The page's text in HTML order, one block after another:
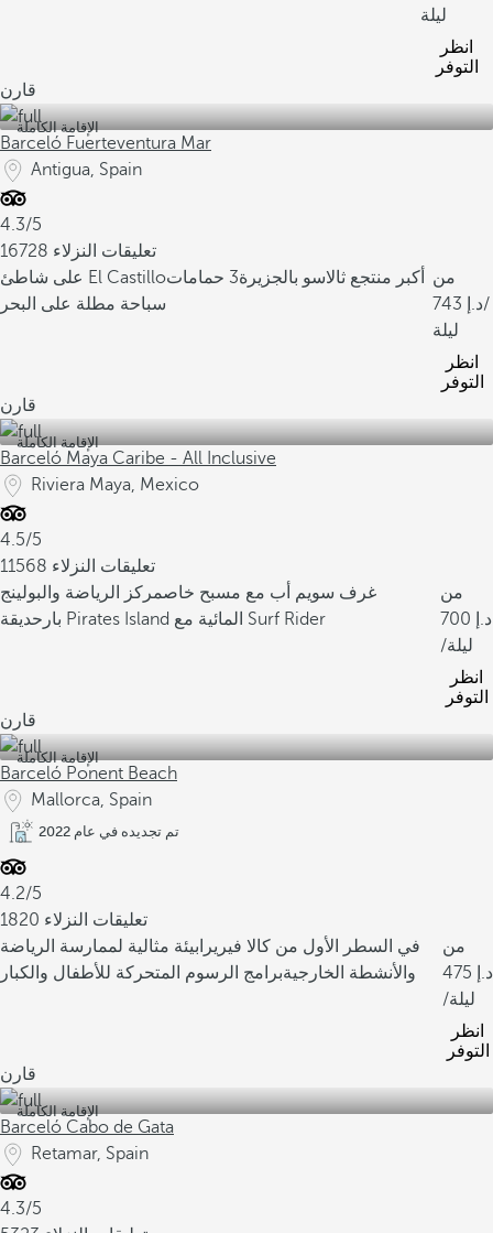
ليلة
انظر
التوفر
قارن
الإقامة الكاملة
Barceló Fuerteventura Mar
Antigua, Spain
4.3/5
16728 تعليقات النزلاء
على شاطئ El Castillo
أكبر منتجع ثالاسو بالجزيرة
3 حمامات
سباحة مطلة على البحر
من
743
/
ليلة
انظر
التوفر
قارن
الإقامة الكاملة
Barceló Maya Caribe - All Inclusive
Riviera Maya, Mexico
4.5/5
11568 تعليقات النزلاء
غرف سويم أب مع مسبح خاصمركز الرياضة والبولينج
بار
حديقة Pirates Island المائية مع Surf Rider
من
700
/ليلة
انظر
التوفر
قارن
الإقامة الكاملة
Barceló Ponent Beach
Mallorca, Spain
تم تجديده في عام 2022
4.2/5
1820 تعليقات النزلاء
في السطر الأول من كالا فيريرا بيئة مثالية لممارسة الرياضة
والأنشطة الخارجيةبرامج الرسوم المتحركة للأطفال والكبار
من
475
/ليلة
انظر
التوفر
قارن
الإقامة الكاملة
Barceló Cabo de Gata
Retamar, Spain
4.3/5